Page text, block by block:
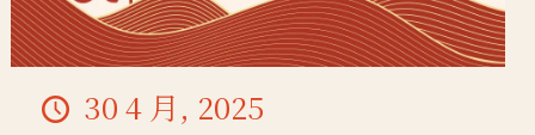
30 4 月, 2025